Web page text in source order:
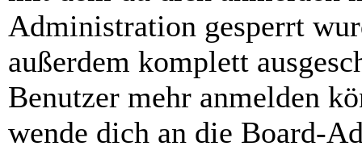
Administration gesperrt
außerdem komplett
Benutzer mehr anmelden
wende dich an die Board-